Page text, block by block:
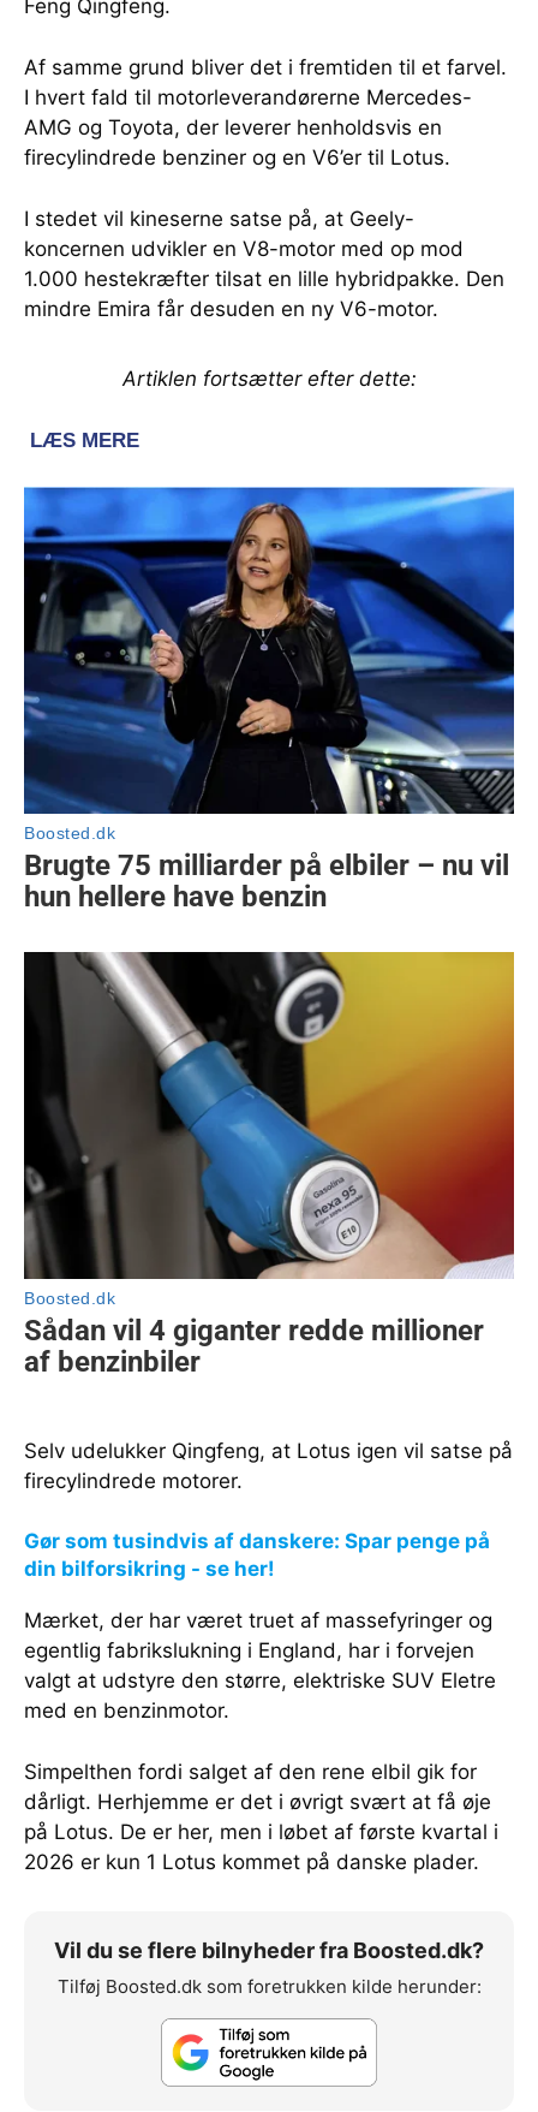
Feng Qingfeng.
Af samme grund bliver det i fremtiden til et farvel.
I hvert fald til motorleverandørerne Mercedes-
AMG og Toyota, der leverer henholdsvis en
firecylindrede benziner og en V6’er til Lotus.
I stedet vil kineserne satse på, at Geely-
koncernen udvikler en V8-motor med op mod
1.000 hestekræfter tilsat en lille hybridpakke. Den
mindre Emira får desuden en ny V6-motor.
Artiklen fortsætter efter dette:
Selv udelukker Qingfeng, at Lotus igen vil satse på
firecylindrede motorer.
Gør som tusindvis af danskere: Spar penge på
din bilforsikring - se her!
Mærket, der har været truet af massefyringer og
egentlig fabrikslukning i England, har i forvejen
valgt at udstyre den større, elektriske SUV Eletre
med en benzinmotor.
Simpelthen fordi salget af den rene elbil gik for
dårligt. Herhjemme er det i øvrigt svært at få øje
på Lotus. De er her, men i løbet af første kvartal i
2026 er kun 1 Lotus kommet på danske plader.
Vil du se flere bilnyheder fra Boosted.dk?
Tilføj Boosted.dk som foretrukken kilde herunder: